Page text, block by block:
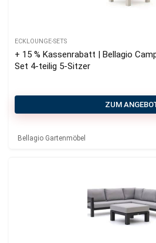
ECKLOUNGE-SETS
+ 15 % Kassenrabatt | Bellagio
Set 4-teilig 5-Sitzer
ZUM
Bellagio Gartenmöbel